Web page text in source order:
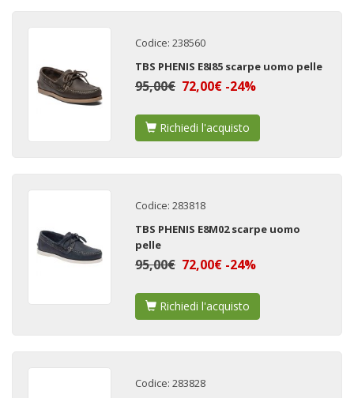
Codice: 238560
TBS PHENIS E8I85 scarpe uomo pelle
95,00€ 72,00€ -24%
Richiedi l'acquisto
Codice: 283818
TBS PHENIS E8M02 scarpe uomo
pelle
95,00€ 72,00€ -24%
Richiedi l'acquisto
Codice: 283828